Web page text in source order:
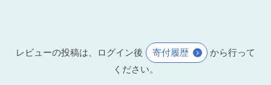
レビューの投稿は、ログイン後 寄付履歴
から行って
ください。